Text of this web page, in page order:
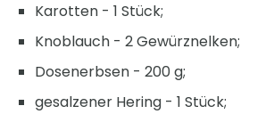
Karotten - 1 Stück;
Knoblauch - 2 Gewürznelken;
Dosenerbsen - 200 g;
gesalzener Hering - 1 Stück;